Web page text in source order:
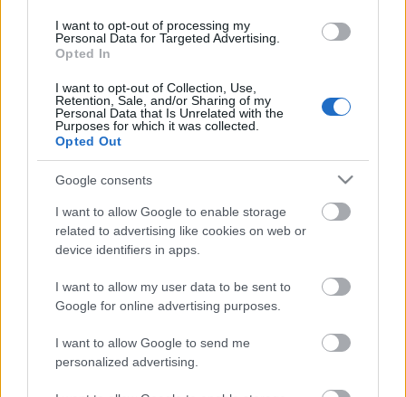
I want to opt-out of processing my
Personal Data for Targeted Advertising.
Opted In
I want to opt-out of Collection, Use,
Retention, Sale, and/or Sharing of my
Personal Data that Is Unrelated with the
Purposes for which it was collected.
Opted Out
Google consents
I want to allow Google to enable storage
related to advertising like cookies on web or
device identifiers in apps.
I want to allow my user data to be sent to
Google for online advertising purposes.
I want to allow Google to send me
personalized advertising.
valor inferior a los 3 millones de
tramo final de temporada.
Osasuna
David García, Manu Sánchez – Moncayola, Brasanac,
Lucas Torró, Rubén García (Juan Cruz) – Budimir, Chimy
Estos jugadores son baja
Posibles cambios en el once
Arrasate empleará un sistema 5-3-2 como utilizó en Elche o